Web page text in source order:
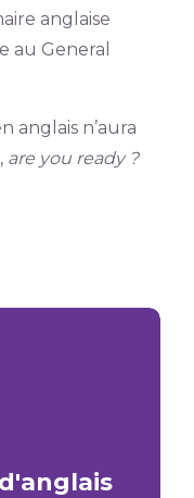
anglaise
au General
anglais n’aura
are you ready ?